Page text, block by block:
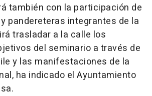
también con la participación de
pandereteras integrantes de la
trasladar a la calle los
del seminario a través de
y las manifestaciones de la
ha indicado el Ayuntamiento